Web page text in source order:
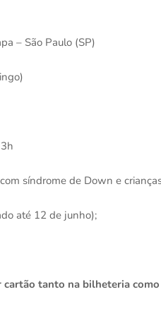
– São Paulo (SP)
síndrome de Down e
até 12 de junho);
tanto na bilheteria